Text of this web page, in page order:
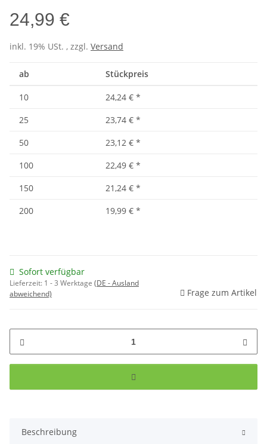
24,99 €
inkl. 19% USt. , zzgl. Versand
ab Stückpreis
10 24,24 € *
25
23,74 € *
50
23,12 € *
100
22,49 € *
150
21,24 € *
200
19,99 € *
Sofort verfügbar
Lieferzeit: 1 - 3 Werktage (DE - Ausland
abweichend)
Frage zum Artikel
Beschreibung